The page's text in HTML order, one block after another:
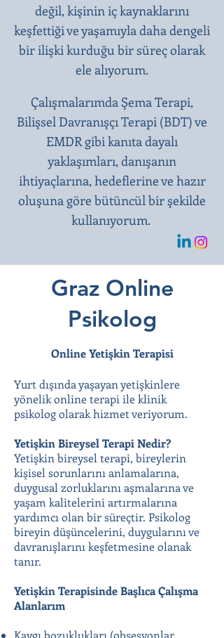
değil, kişinin iç kaynaklarını
keşfettiği ve yaşamıyla daha dengeli
bir ilişki kurduğu bir süreç olarak
ele alıyorum.
Çalışmalarımda Şema Terapi,
Bilişsel Davranışçı Terapi (BDT) ve
EMDR gibi kanıta dayalı
yaklaşımları, danışanın
ihtiyaçlarına, hedeflerine ve hazır
oluşuna göre bütüncül bir şekilde
kullanıyorum.
Graz Online
Psikolog
Online Yetişkin Terapisi
Yurt dışında yaşayan yetişkinlere
yönelik online terapi ile klinik
psikolog olarak hizmet veriyorum.
Yetişkin Bireysel Terapi Nedir?
Yetişkin bireysel terapi, bireylerin
kişisel sorunlarını anlamalarına,
duygusal zorluklarını aşmalarına ve
yaşam kalitelerini artırmalarına
yardımcı olan bir süreçtir. Psikolog
bireyin düşüncelerini, duygularını ve
davranışlarını keşfetmesine olanak
tanır.
Yetişkin Terapisinde Başlıca Çalışma
Alanlarım
Kaygı bozuklukları (obsesyonlar,